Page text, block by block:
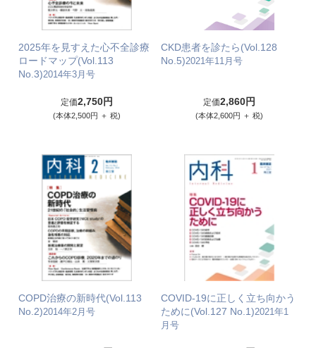
2025年を見すえた心不全診療
ロードマップ(Vol.113
No.3)2014年3月号
定価2,750円
(本体2,500円 ＋ 税)
CKD患者を診たら(Vol.128
No.5)2021年11月号
定価2,860円
(本体2,600円 ＋ 税)
COPD治療の新時代(Vol.113
No.2)2014年2月号
COVID-19に正しく立ち向かう
ために(Vol.127 No.1)2021年1
月号